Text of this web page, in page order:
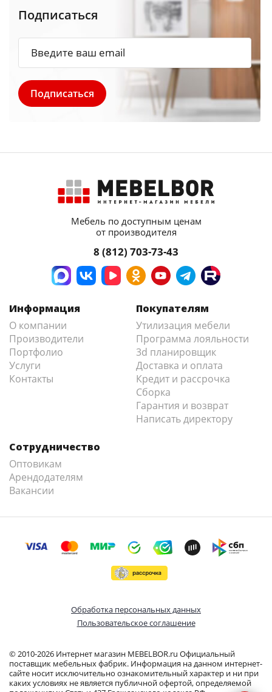
Подписаться
Мебель по доступным ценам
от производителя
8 (812) 703-73-43
Информация
О компании
Производители
Портфолио
Услуги
Контакты
Покупателям
Утилизация мебели
Программа лояльности
3d планировщик
Доставка и оплата
Кредит и рассрочка
Сборка
Гарантия и возврат
Написать директору
Сотрудничество
Оптовикам
Арендодателям
Вакансии
© 2010-2026 Интернет магазин MEBELBOR.ru Официальный
поставщик мебельных фабрик. Информация на данном интернет-
сайте носит исключительно ознакомительный характер и ни при
каких условиях не является публичной офертой, определяемой
Обработка персональных данных
Пользовательское соглашение